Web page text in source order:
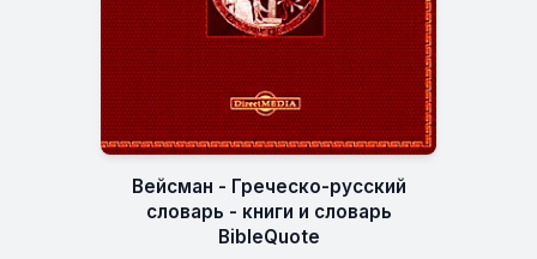
Вейсман - Греческо-русский
словарь - книги и словарь
BibleQuote